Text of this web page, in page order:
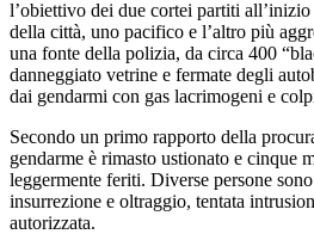
l’obiettivo dei due cortei partiti
della città, uno pacifico e l’altro più
una fonte della polizia, da circa 400
danneggiato vetrine e fermate degli
dai gendarmi con gas lacrimogeni e
Secondo un primo rapporto della
gendarme è rimasto ustionato e cinque
leggermente feriti. Diverse persone sono
insurrezione e oltraggio, tentata
autorizzata.